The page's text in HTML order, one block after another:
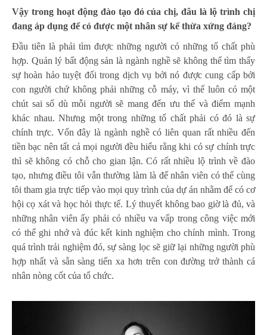
Vậy trong hoạt động đào tạo đó của chị, đâu là lộ trình chị
đang áp dụng để có được một nhân sự kế thừa xứng đáng?
Đầu tiên là phải tìm được những người có những tố chất phù
hợp. Quản lý bất động sản là ngành nghề sẽ không thể tìm thấy
sự hoàn hảo tuyệt đối trong dịch vụ bởi nó được cung cấp bởi
con người chứ không phải những cỗ máy, vì thế luôn có một
chút sai số dù mỗi người sẽ mang đến ưu thế và điểm mạnh
khác nhau. Nhưng một trong những tố chất phải có đó là sự
chính trực. Vốn đây là ngành nghề có liên quan rất nhiều đến
tiền bạc nên tất cả mọi người đều hiểu rằng khi có sự chính trực
thì sẽ không có chỗ cho gian lận. Có rất nhiều lộ trình về đào
tạo, nhưng điều tôi vẫn thường làm là để nhân viên có thể cùng
tôi tham gia trực tiếp vào mọi quy trình của dự án nhằm để có cơ
hội cọ xát và học hỏi thực tế. Lý thuyết không bao giờ là đủ, và
những nhân viên ấy phải có nhiều va vấp trong công việc mới
có thể ghi nhớ và đúc kết kinh nghiệm cho chính mình. Trong
quá trình trải nghiệm đó, sự sàng lọc sẽ giữ lại những người phù
hợp nhất và sẵn sàng tiến xa hơn trên con đường trở thành cá
nhân nòng cốt của tổ chức.